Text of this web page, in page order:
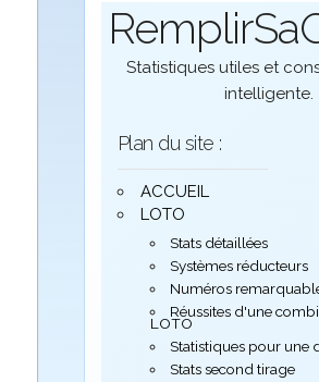
Statistiques utiles et
intelligente.
Plan du site :
ACCUEIL
LOTO
Stats détaillées
Systèmes réducteurs
Numéros
Réussites d'une
LOTO
Statistiques pour une
Stats second tirage